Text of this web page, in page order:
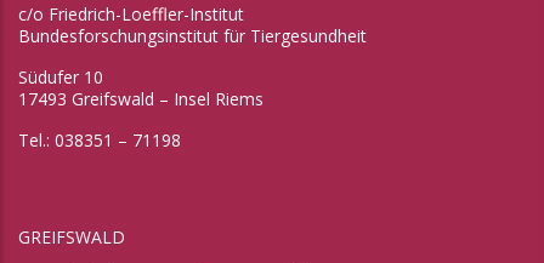
c/o Friedrich-Loeffler-Institut
Bundesforschungsinstitut für Tiergesundheit
Südufer 10
17493 Greifswald – Insel Riems
Tel.: 038351 – 71198
GREIFSWALD